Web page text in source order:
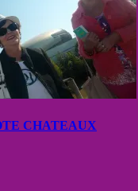
CHATEAUX